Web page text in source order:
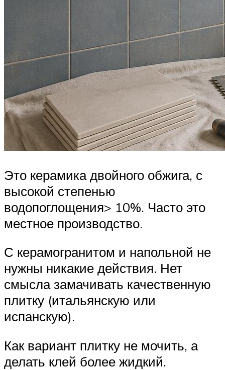
Это керамика двойного обжига, с
высокой степенью
водопоглощения> 10%. Часто это
местное производство.
С керамогранитом и напольной не
нужны никакие действия. Нет
смысла замачивать качественную
плитку (итальянскую или
испанскую).
Как вариант плитку не мочить, а
делать клей более жидкий.